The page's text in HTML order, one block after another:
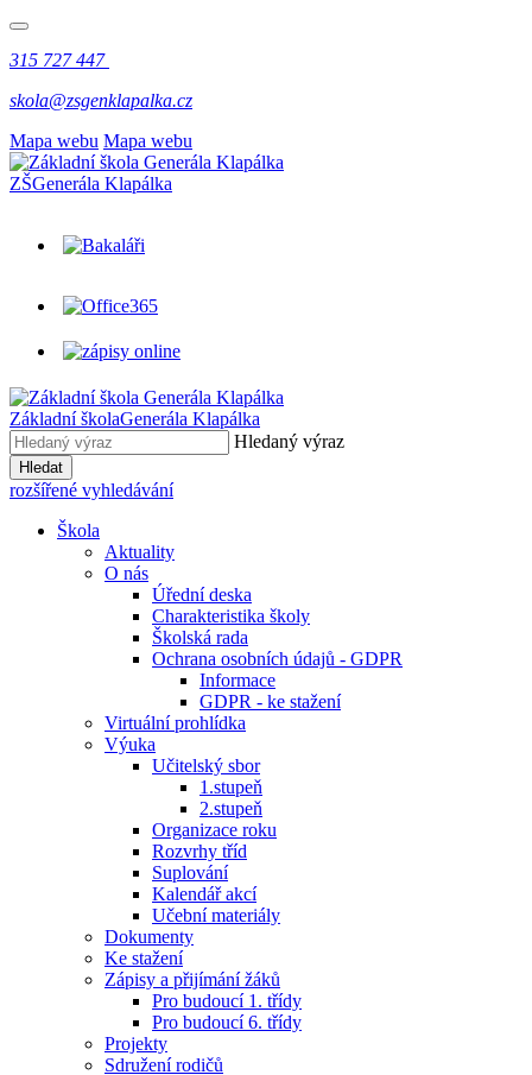
315 727 447
skola@zsgenklapalka.cz
Mapa webu Mapa webu
ZŠGenerála Klapálka
Základní školaGenerála Klapálka
Hledaný výraz
Hledat
rozšířené vyhledávání
Škola
Aktuality
O nás
Úřední deska
Charakteristika školy
Školská rada
Ochrana osobních údajů - GDPR
Informace
GDPR - ke stažení
Virtuální prohlídka
Výuka
Učitelský sbor
1.stupeň
2.stupeň
Organizace roku
Rozvrhy tříd
Suplování
Kalendář akcí
Učební materiály
Dokumenty
Ke stažení
Zápisy a přijímání žáků
Pro budoucí 1. třídy
Pro budoucí 6. třídy
Projekty
Sdružení rodičů